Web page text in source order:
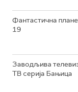
Фантастична
19
Заводљива
ТВ серија Бањица